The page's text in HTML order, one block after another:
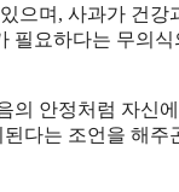
으며, 사과가 건강
필요하다는 무의식
의 안정처럼 자신
다는 조언을 해주